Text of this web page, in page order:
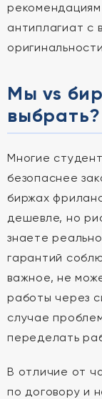
антиплагиат с
Мы vs
выбрать?
Многие
безопаснее
биржах
дешевле, но
знаете
гарантий
важное, не
работы через
случае
переделать
В отличие от
по договору и